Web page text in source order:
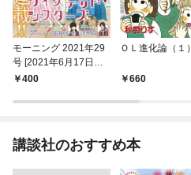
モーニング 2021年29
号 [2021年6月17日発
売]400
ＯＬ進化論（１）
660
講談社のおすすめ本